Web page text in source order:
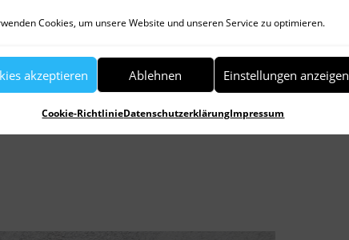
Cookies, um unsere Website und unseren Service zu optimieren.
akzeptieren Ablehnen Einstellungen anzeigen
Cookie-RichtlinieDatenschutzerklärungImpressum
Christbaumschmuck
Roth
Schokokringel
Weihnachten bei Hoppenstedts